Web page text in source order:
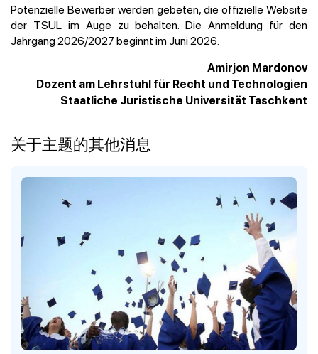
Potenzielle Bewerber werden gebeten, die offizielle Website
der TSUL im Auge zu behalten. Die Anmeldung für den
Jahrgang 2026/2027 beginnt im Juni 2026.
Amirjon Mardonov
Dozent am Lehrstuhl für Recht und Technologien
Staatliche Juristische Universität Taschkent
关于主题的其他消息